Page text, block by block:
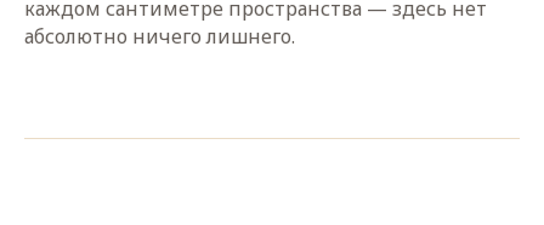
каждом сантиметре пространства — здесь нет
абсолютно ничего лишнего.